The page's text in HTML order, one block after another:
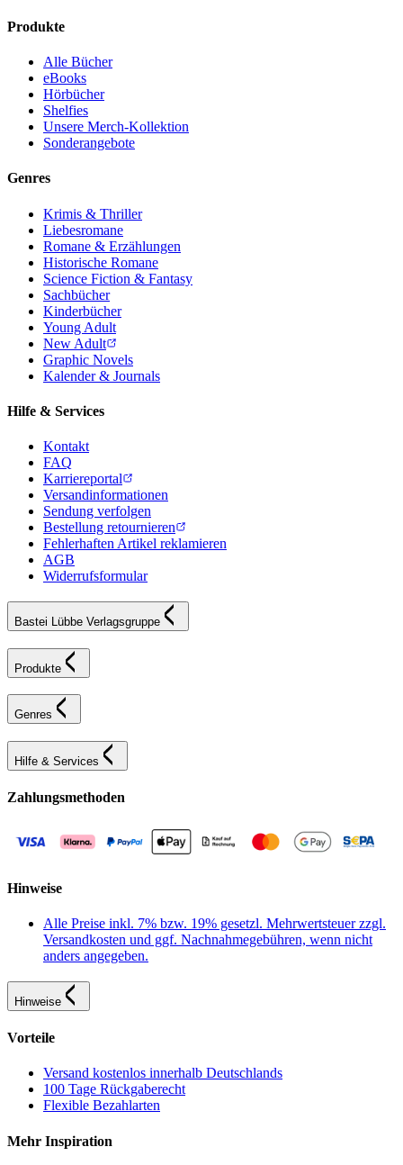
Produkte
Alle Bücher
eBooks
Hörbücher
Shelfies
Unsere Merch-Kollektion
Sonderangebote
Genres
Krimis & Thriller
Liebesromane
Romane & Erzählungen
Historische Romane
Science Fiction & Fantasy
Sachbücher
Kinderbücher
Young Adult
New Adult
Graphic Novels
Kalender & Journals
Hilfe & Services
Kontakt
FAQ
Karriereportal
Versandinformationen
Sendung verfolgen
Bestellung retournieren
Fehlerhaften Artikel reklamieren
AGB
Widerrufsformular
Bastei Lübbe Verlagsgruppe
Produkte
Genres
Hilfe & Services
Zahlungsmethoden
Hinweise
Alle Preise inkl. 7% bzw. 19% gesetzl. Mehrwertsteuer zzgl.
Versandkosten und ggf. Nachnahmegebühren, wenn nicht
anders angegeben.
Hinweise
Vorteile
Versand kostenlos innerhalb Deutschlands
100 Tage Rückgaberecht
Flexible Bezahlarten
Mehr Inspiration